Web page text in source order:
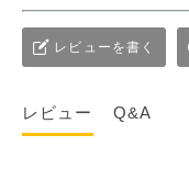
レビューを書く
レビュー Q&A